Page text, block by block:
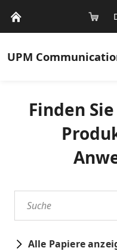
UPM
Finden
Alle Papiere